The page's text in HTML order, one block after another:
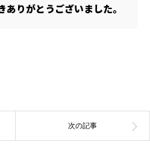
りがとうございました。